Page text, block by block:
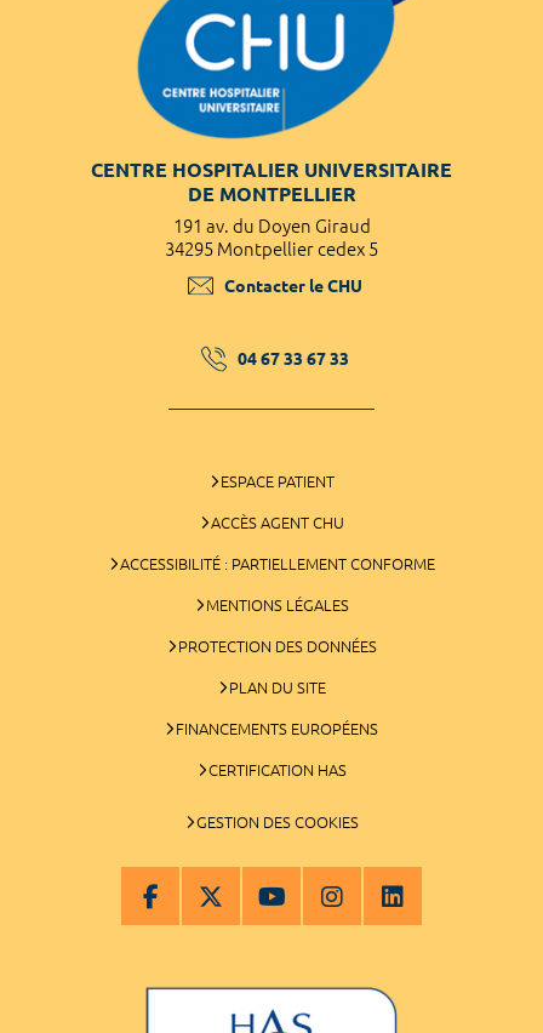
CENTRE HOSPITALIER UNIVERSITAIRE
DE MONTPELLIER
191 av. du Doyen Giraud
34295 Montpellier cedex 5
Contacter le CHU
04 67 33 67 33
ESPACE PATIENT
ACCÈS AGENT CHU
ACCESSIBILITÉ : PARTIELLEMENT CONFORME
MENTIONS LÉGALES
PROTECTION DES DONNÉES
PLAN DU SITE
FINANCEMENTS EUROPÉENS
CERTIFICATION HAS
GESTION DES COOKIES